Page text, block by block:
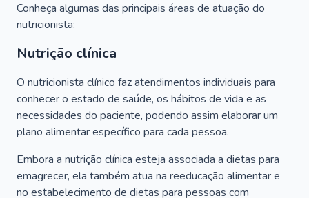
Conheça algumas das principais áreas de atuação do
nutricionista:
Nutrição clínica
O nutricionista clínico faz atendimentos individuais para
conhecer o estado de saúde, os hábitos de vida e as
necessidades do paciente, podendo assim elaborar um
plano alimentar específico para cada pessoa.
Embora a nutrição clínica esteja associada a dietas para
emagrecer, ela também atua na reeducação alimentar e
no estabelecimento de dietas para pessoas com